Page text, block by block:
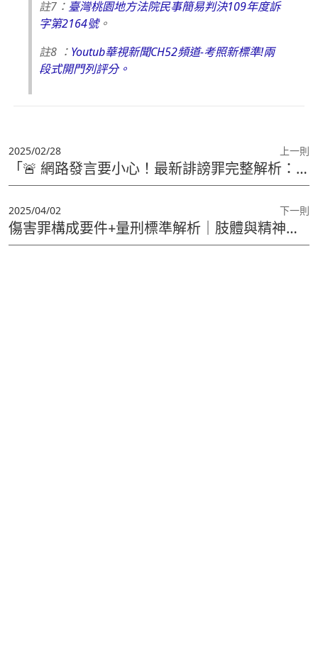
註7： 臺灣桃園地方法院民事簡易判決109年度訴
字第2164號。
註8 ： Youtub華視新聞CH52頻道-考照新標準!兩
段式開門列評分。
2025/02/28 上一則
「🚨 網路發言要小心！最新誹謗罪完整解析：刑罰、案例、求償一次看懂！」
2025/04/02 下一則
傷害罪構成要件+量刑標準解析｜肢體與精神傷害都可能觸法！完整解析。